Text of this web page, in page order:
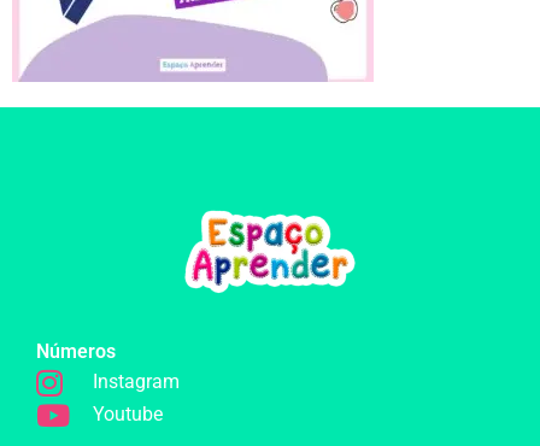
Números
Instagram
Youtube